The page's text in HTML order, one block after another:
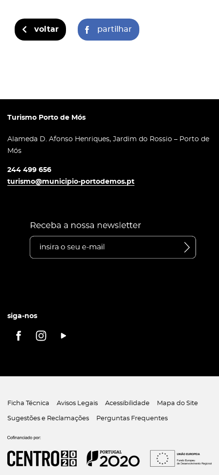
voltar partilhar
Turismo Porto de Mós
Alameda D. Afonso Henriques, Jardim do Rossio – Porto de
Mós
244 499 656
turismo@municipio-portodemos.pt
siga-nos
Ficha Técnica Avisos Legais Acessibilidade Mapa do Site
Sugestões e Reclamações Perguntas Frequentes